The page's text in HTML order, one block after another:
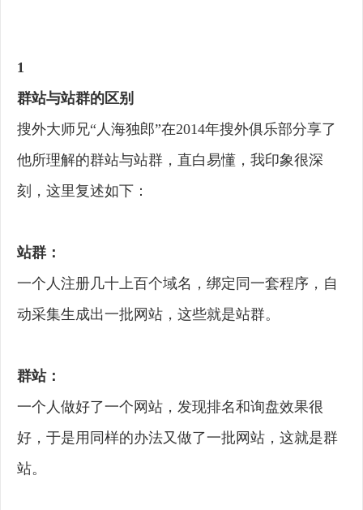
1
群站与站群的区别
搜外大师兄“人海独郎”在2014年搜外俱乐部分享了
他所理解的群站与站群，直白易懂，我印象很深
刻，这里复述如下：
站群：
一个人注册几十上百个域名，绑定同一套程序，自
动采集生成出一批网站，这些就是站群。
群站：
一个人做好了一个网站，发现排名和询盘效果很
好，于是用同样的办法又做了一批网站，这就是群
站。